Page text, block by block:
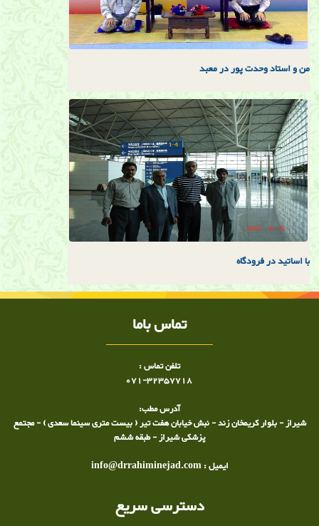
من و استاد وحدت پور در معبد
با اساتيد در فرودگاه
تماس باما
تلفن تماس :
071-32357718
آدرس مطب:
شیراز - بلوار کریمخان زند - نبش خیابان هفت تیر ( بیست متری سینما سعدی ) - مجتمع
پزشکی شیراز - طبقه ششم
ایمیل : info@drrahiminejad.com
دسترسی سریع